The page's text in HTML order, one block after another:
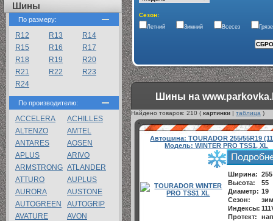
Сезон:
Летний Зимний Всесез
Шины на
Найдено товаров: 210 ( картинки | таблица )
Автошина:TOURADOR 255/55R19
Модель:WINTER PRO TSS1, XL
Ширина: 255
Высота:
55
Диаметр: 19
Сезон:
Индексы:
Протект:
Шины
По размеру:
R12 R13
R14
R15
R16
R17
R18
R19
R20
R21
R22
R23
R24
По производителю:
ACCELERA
ACHILLES
ALTENZO
AMTEL
ANTARES
AOSEN
APLUS
ARIVO
ARMSTRONG ATLANDER
ATTURO
AUPLUS
AURORA
AUSTONE
AUTOGREEN
AUTOGRIP
AVATURE
AVON